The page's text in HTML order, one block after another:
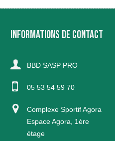
INFORMATIONS DE CONTACT
BBD SASP PRO
05 53 54 59 70
Complexe Sportif Agora
Espace Agora, 1ère
étage